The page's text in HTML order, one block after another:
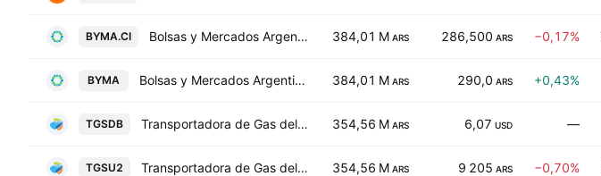
BYMA.CI Bolsas y Mercados Argentinos SA 384,01 M ARS 286,500 ARS −0,17%
BYMA Bolsas y Mercados Argentinos SA 384,01 M ARS 290,0 ARS +0,43%
TGSDB Transportadora de Gas del Sur SA Class B 354,56 M ARS 6,07 USD —
TGSU2 Transportadora de Gas del Sur SA Class B 354,56 M ARS 9 205 ARS −0,70%